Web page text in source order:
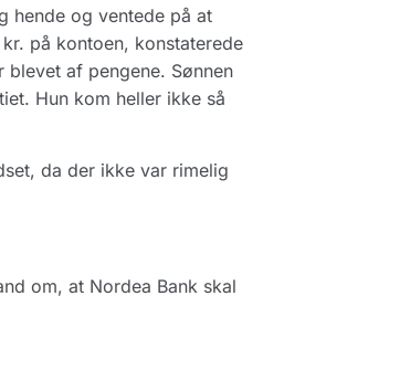
hende og ventede på at
på kontoen, konstaterede
af pengene. Sønnen
Hun kom heller ikke så
da der ikke var rimelig
om, at Nordea Bank skal